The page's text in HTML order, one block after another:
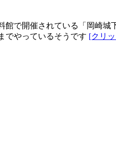
館で開催されている「岡崎
でやっているそうです [クリ